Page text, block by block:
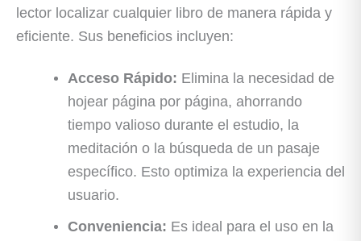
lector localizar cualquier libro de manera rápida y
eficiente. Sus beneficios incluyen:
Acceso Rápido: Elimina la necesidad de
hojear página por página, ahorrando
tiempo valioso durante el estudio, la
meditación o la búsqueda de un pasaje
específico. Esto optimiza la experiencia del
usuario.
Conveniencia: Es ideal para el uso en la